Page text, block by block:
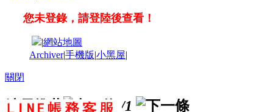
您未登錄，請登陸後查看！
|網站地圖
Archiver|手機版|小黑屋|
關閉
站長推薦 /1